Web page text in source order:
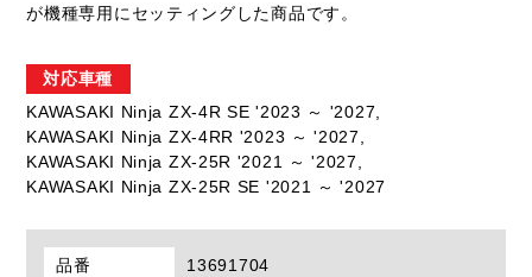
が機種専用にセッティングした商品です。
対応車種
KAWASAKI Ninja ZX-4R SE '2023 ～ '2027,
KAWASAKI Ninja ZX-4RR '2023 ～ '2027,
KAWASAKI Ninja ZX-25R '2021 ～ '2027,
KAWASAKI Ninja ZX-25R SE '2021 ～ '2027
品番
13691704